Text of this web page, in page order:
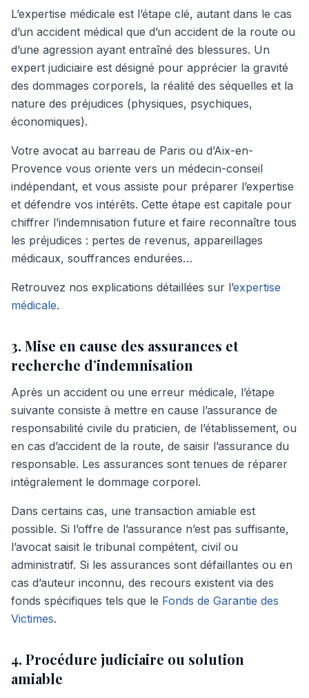
L’expertise médicale est l’étape clé, autant dans le cas
d’un accident médical que d’un accident de la route ou
d’une agression ayant entraîné des blessures. Un
expert judiciaire est désigné pour apprécier la gravité
des dommages corporels, la réalité des séquelles et la
nature des préjudices (physiques, psychiques,
économiques).
Votre avocat au barreau de Paris ou d’Aix-en-
Provence vous oriente vers un médecin-conseil
indépendant, et vous assiste pour préparer l’expertise
et défendre vos intérêts. Cette étape est capitale pour
chiffrer l’indemnisation future et faire reconnaître tous
les préjudices : pertes de revenus, appareillages
médicaux, souffrances endurées…
Retrouvez nos explications détaillées sur l’expertise
médicale.
3. Mise en cause des assurances et
recherche d’indemnisation
Après un accident ou une erreur médicale, l’étape
suivante consiste à mettre en cause l’assurance de
responsabilité civile du praticien, de l’établissement, ou
en cas d’accident de la route, de saisir l’assurance du
responsable. Les assurances sont tenues de réparer
intégralement le dommage corporel.
Dans certains cas, une transaction amiable est
possible. Si l’offre de l’assurance n’est pas suffisante,
l’avocat saisit le tribunal compétent, civil ou
administratif. Si les assurances sont défaillantes ou en
cas d’auteur inconnu, des recours existent via des
fonds spécifiques tels que le Fonds de Garantie des
Victimes.
4. Procédure judiciaire ou solution
amiable